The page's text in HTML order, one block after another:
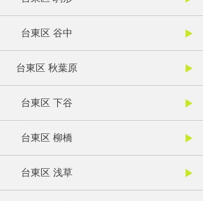
台東区 谷中
台東区 秋葉原
台東区 下谷
台東区 柳橋
台東区 浅草